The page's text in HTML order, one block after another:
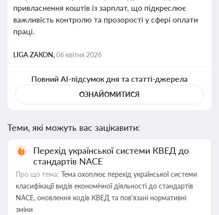
привласнення коштів із зарплат, що підкреслює
важливість контролю та прозорості у сфері оплати
праці.
LIGA ZAKON,06 квітня 2026
Повний AI-підсумок дня та статті-джерела
ОЗНАЙОМИТИСЯ
Теми, які можуть вас зацікавити:
Перехід української системи КВЕД до
стандартів NACE
Про що тема: Тема охоплює перехід української системи
класифікації видів економічної діяльності до стандартів
NACE, оновлення кодів КВЕД та пов'язані нормативні
зміни